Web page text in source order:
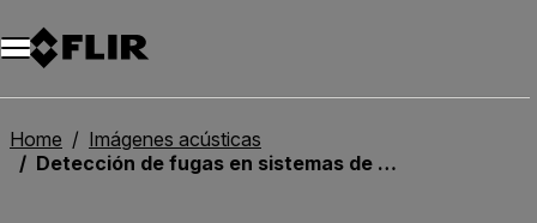
Home
Imágenes acústicas
Detección de fugas en sistemas de aire comprimido: estudio de caso del éxito de Air Power East con la cámara de imágenes acústicas FLIR Si124